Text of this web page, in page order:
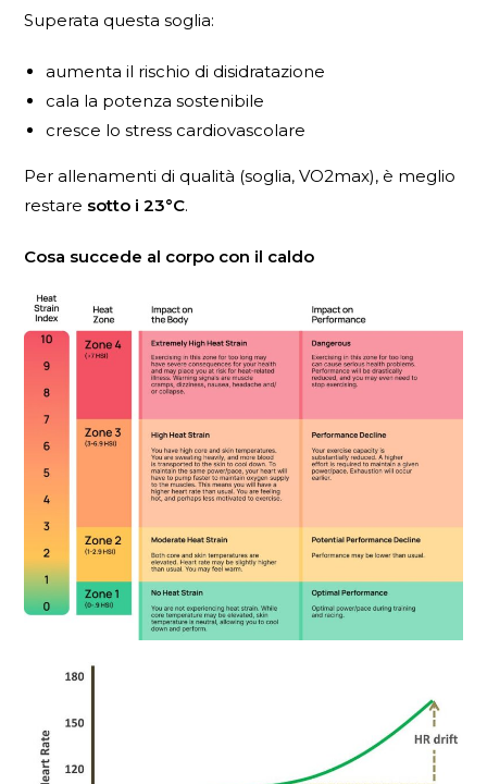
Superata questa soglia:
aumenta il rischio di disidratazione
cala la potenza sostenibile
cresce lo stress cardiovascolare
Per allenamenti di qualità (soglia, VO2max), è meglio
restare sotto i 23°C.
Cosa succede al corpo con il caldo